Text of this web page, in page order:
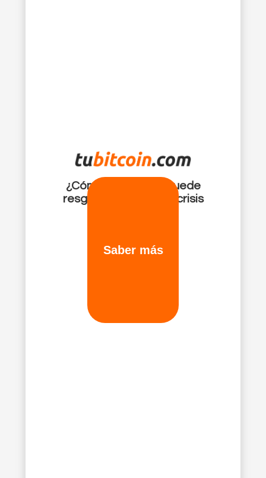
¿Cómo bitcoin me puede
resguardar ante una crisis
Saber más